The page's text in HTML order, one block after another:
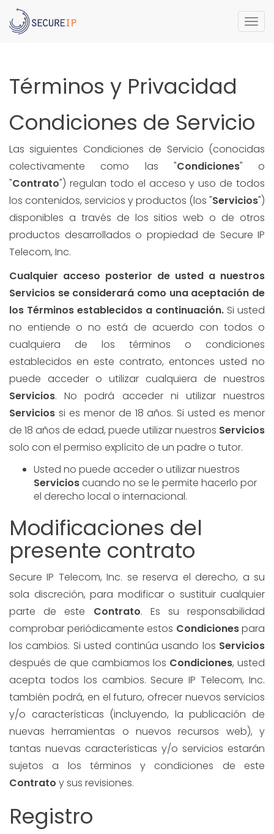
Términos y Privacidad
Condiciones de Servicio
Las siguientes Condiciones de Servicio (conocidas
colectivamente como las "Condiciones" o
"Contrato") regulan todo el acceso y uso de todos
los contenidos, servicios y productos (los "Servicios")
disponibles a través de los sitios web o de otros
productos desarrollados o propiedad de Secure IP
Telecom, Inc.
Cualquier acceso posterior de usted a nuestros
Servicios se considerará como una aceptación de
los Términos establecidos a continuación. Si usted
no entiende o no está de acuerdo con todos o
cualquiera de los términos o condiciones
establecidos en este contrato, entonces usted no
puede acceder o utilizar cualquiera de nuestros
Servicios. No podrá acceder ni utilizar nuestros
Servicios si es menor de 18 años. Si usted es menor
de 18 años de edad, puede utilizar nuestros Servicios
solo con el permiso explícito de un padre o tutor.
Usted no puede acceder o utilizar nuestros
Servicioscuando no se le permite hacerlo por
el derecho local o internacional.
Modificaciones del
presente contrato
Secure IP Telecom, Inc. se reserva el derecho, a su
sola discreción, para modificar o sustituir cualquier
parte de este Contrato. Es su responsabilidad
comprobar periódicamente estos Condicionespara
los cambios. Si usted continúa usando los Servicios
después de que cambiamos los Condiciones, usted
acepta todos los cambios. Secure IP Telecom, Inc.
también podrá, en el futuro, ofrecer nuevos servicios
y/o características (incluyendo, la publicación de
nuevas herramientas o nuevos recursos web), y
tantas nuevas características y/o servicios estarán
sujetos a los términos y condiciones de este
Contrato y sus revisiones.
Registro